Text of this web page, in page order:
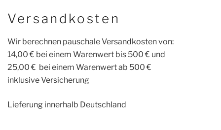
Versandkosten
Wir berechnen pauschale Versandkosten von:
14,00 € bei einem Warenwert bis 500 € und
25,00 € bei einem Warenwert ab 500 €
inklusive Versicherung
Lieferung innerhalb Deutschland